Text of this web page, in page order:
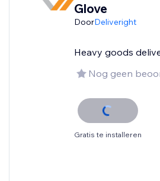
Glove
DoorDeliveright
Heavy goods
Nog geen
Gratis te installeren